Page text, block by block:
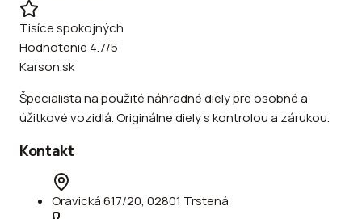
Tisíce spokojných
Hodnotenie 4.7/5
Karson.sk
Špecialista na použité náhradné diely pre osobné a
úžitkové vozidlá. Originálne diely s kontrolou a zárukou.
Kontakt
Oravická 617/20, 02801 Trstená